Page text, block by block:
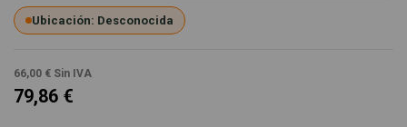
Ubicación: Desconocida
66,00 € Sin IVA
79,86 €